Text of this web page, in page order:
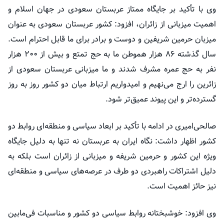
وی با تأکید بر جایگاه ممتاز عربستان سعودی در جهان اسلام و
اهمیت میزبانی از زائران، افزود: کشور عربستان سعودی به عنوان
میزبان حرمین شریفین و دوست و برادر برای ما قابل احترام است.
سال گذشته ۸۶ هزار هموطن ما به حج تمتع و بیش از ۲۰۰ هزار
نفر به حج عمره مشرف شدند و ما میزبانی عربستان سعودی از
زائرین را ارج می‌نهیم و امیدواریم ارتباط میان دو کشور روز به روز
گسترده‌تر و این پیوند عمیق‌تر شود.
صالحی‌امیری در ادامه با تأکید بر ابعاد سیاسی و منطقه‌ای روابط دو
کشور اظهار داشت: نگاه ایران به عربستان نه تنها به دلیل جایگاه
ویژه این کشور و حرمین شریفه و میزبانی از زائران است بلکه به
دلیل اشتراکات راهبردی دو طرف در عرصه‌های سیاسی و منطقه‌ای
نیز حائز اهمیت است.
وی افزود: خوشبختانه روابط سیاسی دو کشور و مناسبات فی‌مابین